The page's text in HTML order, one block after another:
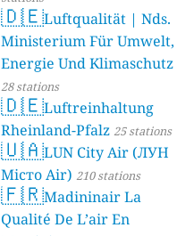
🇩🇪Luftqualität | Nds.
Ministerium Für Umwelt,
Energie Und Klimaschutz
28 stations
🇩🇪Luftreinhaltung
Rheinland-Pfalz 25 stations
🇺🇦LUN City Air (ЛУН
Місто Air) 210 stations
🇫🇷Madininair La
Qualité De L’air En